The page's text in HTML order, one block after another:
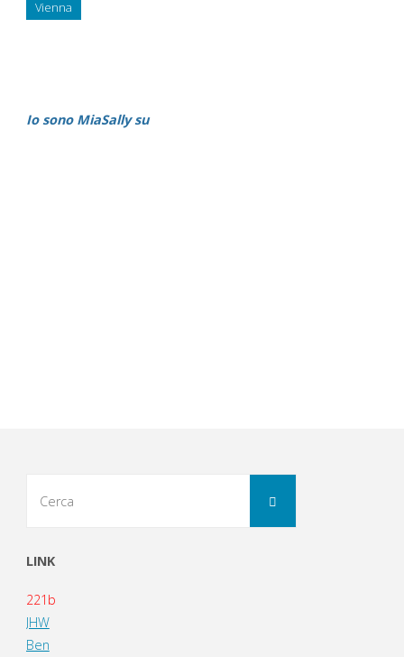
Vienna
Io sono MiaSally su
Cerca
LINK
221b
JHW
Ben